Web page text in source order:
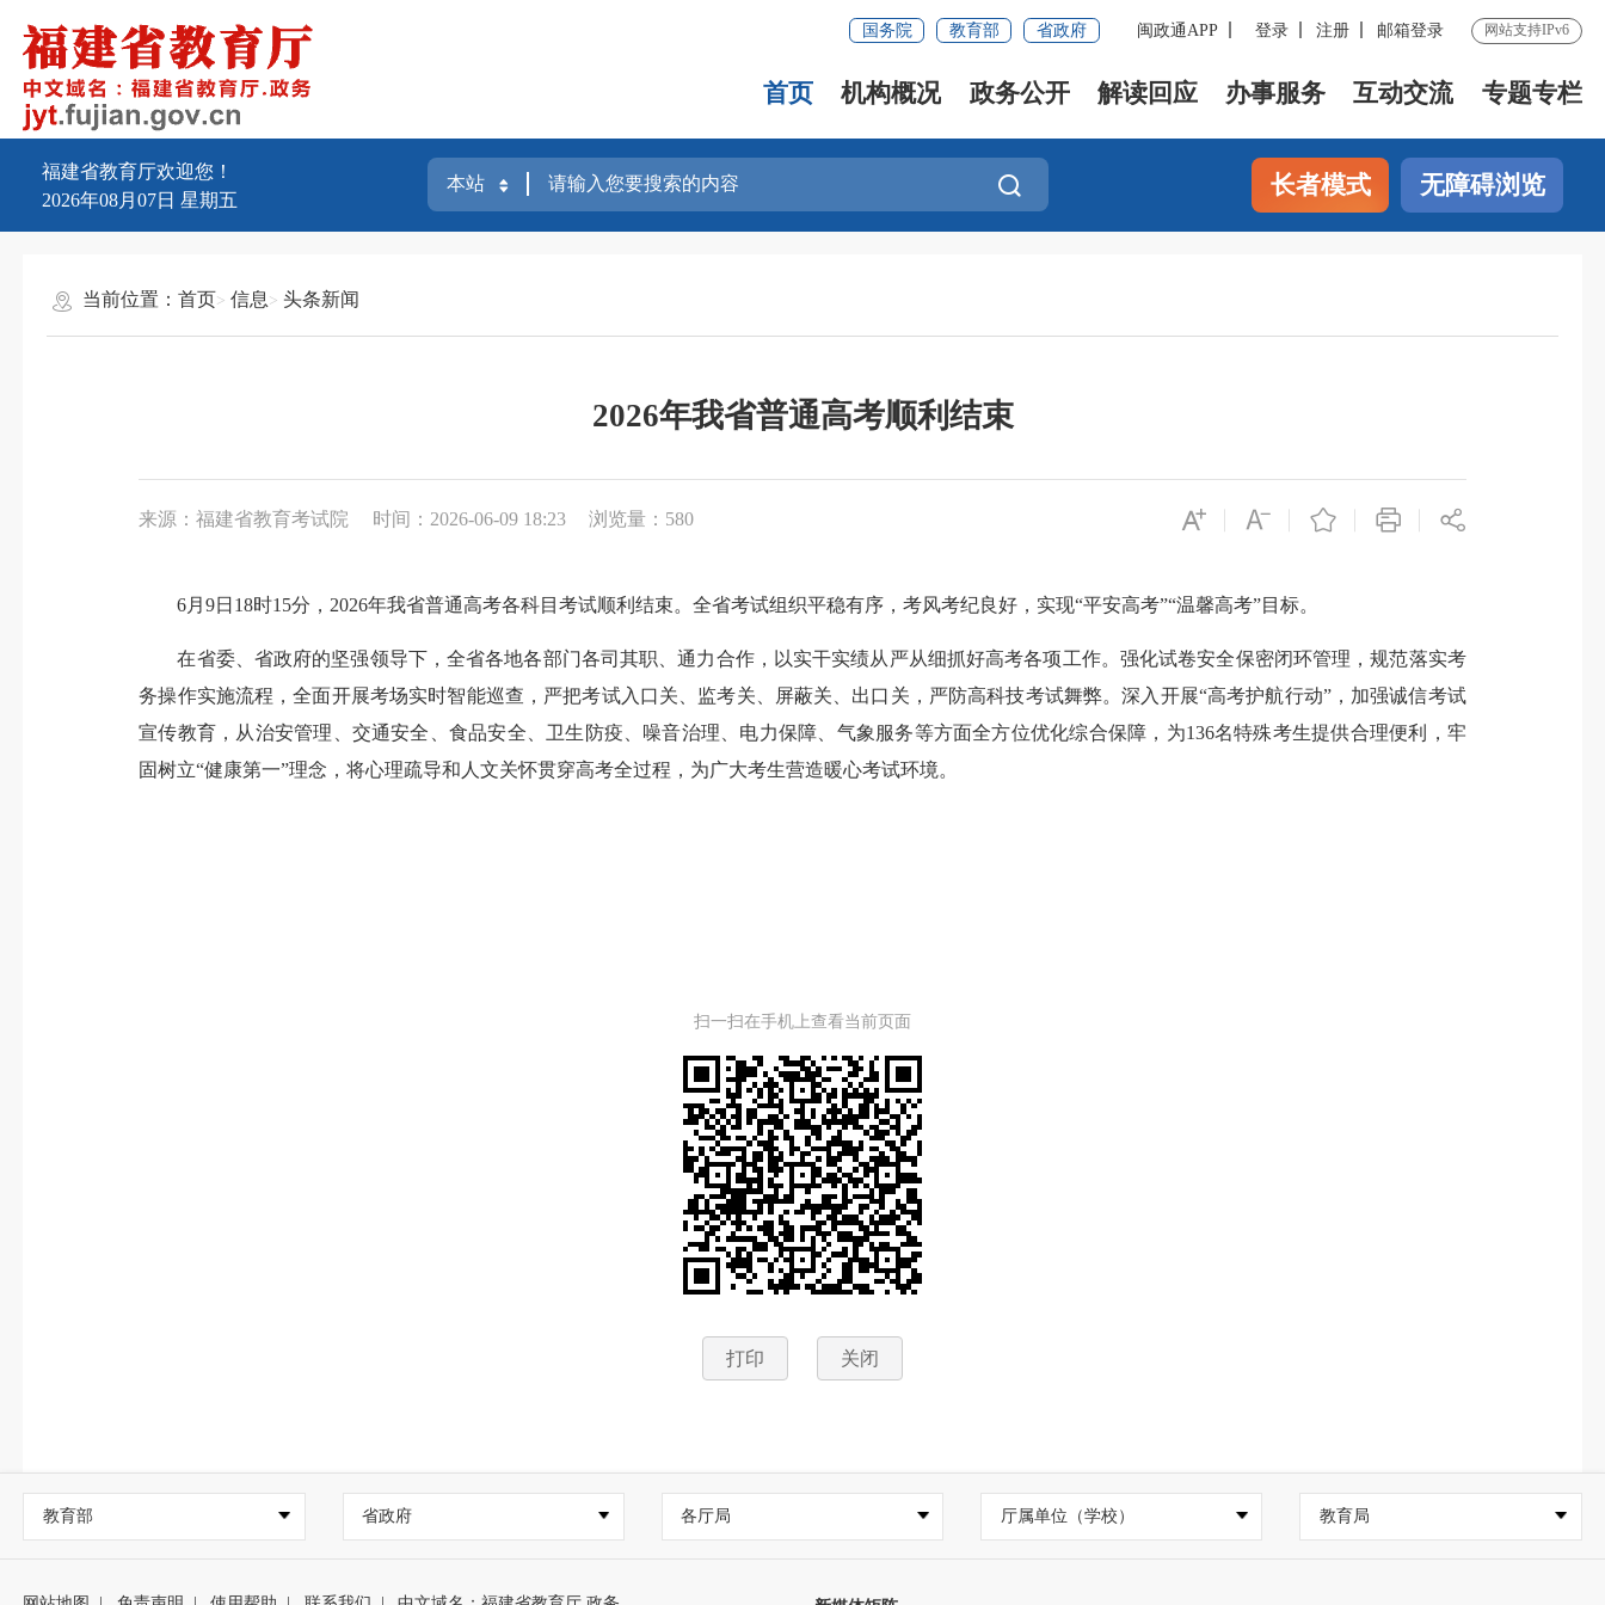
国务院 教育部 省政府 闽政通APP 登录 注册 邮箱登录 网站支持IPv6
首页 机构概况 政务公开 解读回应 办事服务 互动交流 专题专栏
福建省教育厅欢迎您！
2026年08月07日 星期五
长者模式 无障碍浏览
当前位置：首页 信息 头条新闻
2026年我省普通高考顺利结束
来源：福建省教育考试院 时间：2026-06-09 18:23 浏览量：580
6月9日18时15分，2026年我省普通高考各科目考试顺利结束。全省考试组织平稳有序，考风考纪良好，实现“平安高考”“温馨高考”目标。
在省委、省政府的坚强领导下，全省各地各部门各司其职、通力合作，以实干实绩从严从细抓好高考各项工作。强化试卷安全保密闭环管理，规范落实考
务操作实施流程，全面开展考场实时智能巡查，严把考试入口关、监考关、屏蔽关、出口关，严防高科技考试舞弊。深入开展“高考护航行动”，加强诚信考试
宣传教育，从治安管理、交通安全、食品安全、卫生防疫、噪音治理、电力保障、气象服务等方面全方位优化综合保障，为136名特殊考生提供合理便利，牢
固树立“健康第一”理念，将心理疏导和人文关怀贯穿高考全过程，为广大考生营造暖心考试环境。
扫一扫在手机上查看当前页面
打印 关闭
教育部 省政府 各厅局 厅属单位（学校） 教育局